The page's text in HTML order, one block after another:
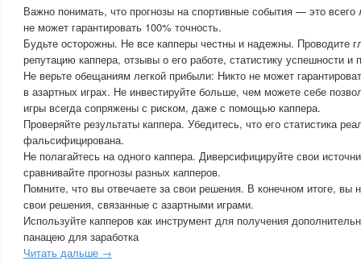
Важно понимать, что прогнозы на спортивные события — это
не может гарантировать 100% точность.
Будьте осторожны. Не все капперы честны и надежны. Проводите
репутацию каппера, отзывы о его работе, статистику успешности и
Не верьте обещаниям легкой прибыли: Никто не может
в азартных играх. Не инвестируйте больше, чем можете себе
игры всегда сопряжены с риском, даже с помощью каппера.
Проверяйте результаты каппера. Убедитесь, что его статистика
фальсифицирована.
Не полагайтесь на одного каппера. Диверсифицируйте свои
сравнивайте прогнозы разных капперов.
Помните, что вы отвечаете за свои решения. В конечном итоге, вы
свои решения, связанные с азартными играми.
Используйте капперов как инструмент для получения
панацею для заработка
Читать дальше →